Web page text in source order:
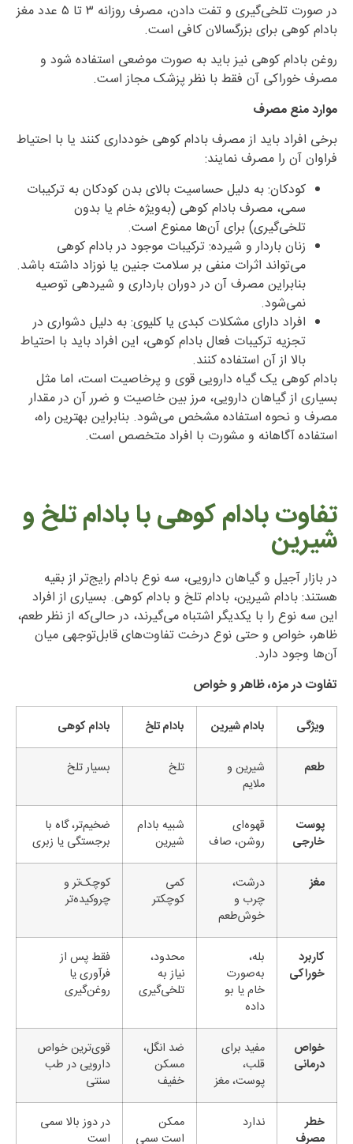
در صورت تلخی‌گیری و تفت دادن، مصرف روزانه ۳ تا ۵ عدد مغز
بادام کوهی برای بزرگسالان کافی است.
روغن بادام کوهی نیز باید به صورت موضعی استفاده شود و
مصرف خوراکی آن فقط با نظر پزشک مجاز است.
موارد منع مصرف
برخی افراد باید از مصرف بادام کوهی خودداری کنند یا با احتیاط
فراوان آن را مصرف نمایند:
کودکان: به دلیل حساسیت بالای بدن کودکان به ترکیبات
سمی، مصرف بادام کوهی (به‌ویژه خام یا بدون
تلخی‌گیری) برای آن‌ها ممنوع است.
زنان باردار و شیرده: ترکیبات موجود در بادام کوهی
می‌تواند اثرات منفی بر سلامت جنین یا نوزاد داشته باشد.
بنابراین مصرف آن در دوران بارداری و شیردهی توصیه
نمی‌شود.
افراد دارای مشکلات کبدی یا کلیوی: به دلیل دشواری در
تجزیه ترکیبات فعال بادام کوهی، این افراد باید با احتیاط
بالا از آن استفاده کنند.
بادام کوهی یک گیاه دارویی قوی و پرخاصیت است، اما مثل
بسیاری از گیاهان دارویی، مرز بین خاصیت و ضرر آن در مقدار
مصرف و نحوه استفاده مشخص می‌شود. بنابراین بهترین راه،
استفاده آگاهانه و مشورت با افراد متخصص است.
تفاوت بادام کوهی با بادام تلخ و
شیرین
در بازار آجیل و گیاهان دارویی، سه نوع بادام رایج‌تر از بقیه
هستند: بادام شیرین، بادام تلخ و بادام کوهی. بسیاری از افراد
این سه نوع را با یکدیگر اشتباه می‌گیرند، در حالی‌که از نظر طعم،
ظاهر، خواص و حتی نوع درخت تفاوت‌های قابل‌توجهی میان
آن‌ها وجود دارد.
تفاوت در مزه، ظاهر و خواص
ویژگی بادام شیرین بادام تلخ بادام کوهی
طعم
شیرین و
ملایم
تلخ بسیار تلخ
پوست
خارجی
قهوه‌ای
روشن، صاف
شبیه بادام
شیرین
ضخیم‌تر، گاه با
برجستگی یا زبری
مغز
درشت،
چرب و
خوش‌طعم
کمی
کوچکتر
کوچک‌تر و
چروکیده‌تر
کاربرد
خوراکی
بله،
به‌صورت
خام یا بو
داده
محدود،
نیاز به
تلخی‌گیری
فقط پس از
فرآوری یا
روغن‌گیری
خواص
درمانی
مفید برای
قلب،
پوست، مغز
ضد انگل،
مسکن
خفیف
قوی‌ترین خواص
دارویی در طب
سنتی
خطر
مصرف
ندارد
ممکن
است سمی
در دوز بالا سمی
است